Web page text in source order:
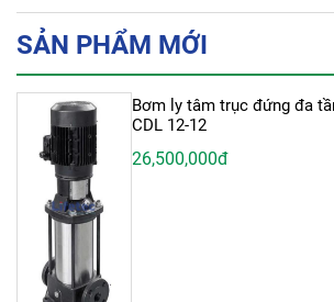
SẢN PHẨM MỚI
Bơm ly tâm trục đứng đa
CDL 12-12
26,500,000đ